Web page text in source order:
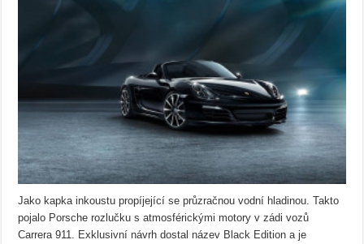
Jako kapka inkoustu propíjející se průzračnou vodní hladinou. Takto
pojalo Porsche rozlučku s atmosférickými motory v zádi vozů
Carrera 911. Exklusivní návrh dostal název Black Edition a je